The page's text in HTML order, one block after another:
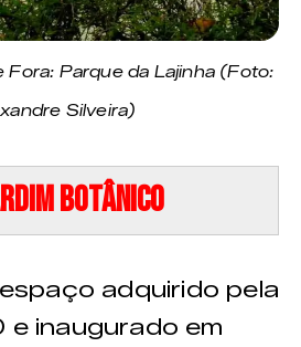
Fora: Parque da Lajinha (Foto:
Silveira)
Botânico
espaço adquirido pela
e inaugurado em